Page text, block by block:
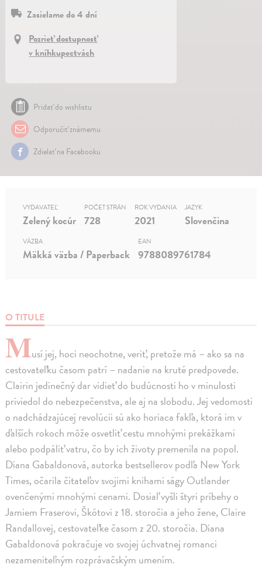
Zasielame do 4 dní
Pozrieť dostupnosť
v kníhkupectvách
Pridať do wishlistu
Odporučiť známemu
Zdielať na Facebooku
O TITULE
Musí jej, hoci neochotne, veriť, pretože má – ako sa na
cestovateľku časom patrí – nadanie na kruté predpovede.
Clairin jedinečný dar vidieť do budúcnosti ho v minulosti
priviedol do nebezpečenstva, ale aj na slobodu. Jej vedomosti
o nadchádzajúcej revolúcii sú ako horiaca fakľa, ktorá im v
ďalších rokoch môže osvetliť cestu mnohými prekážkami
alebo podpáliť vatru, čo by ich životy premenila na popol.
Diana Gabaldonová, autorka bestsellerov podľa New York
Times, očarila čitateľov svojimi knihami ságy Outlander
ovenčenými mnohými cenami. Dosiaľ vyšli štyri príbehy o
Jamiem Fraserovi, Škótovi z 18. storočia a jeho žene, Claire
Randallovej, cestovateľke časom z 20. storočia. Diana
Gabaldonová pokračuje vo svojej úchvatnej romanci
nezameniteľným rozprávačským umením.
VYDAVATEĽ
Zelený kocúr
POČET STRÁN
728
ROK VYDANIA
2021
JAZYK
Slovenčina
VÄZBA
Mäkká väzba / Paperback
EAN
9788089761784